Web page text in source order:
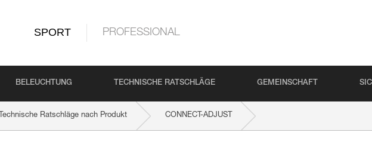
SPORT PROFESSIONAL
BELEUCHTUNG TECHNISCHE RATSCHLÄGE GEMEINSCHAFT
Technische Ratschläge nach Produkt CONNECT-ADJUST